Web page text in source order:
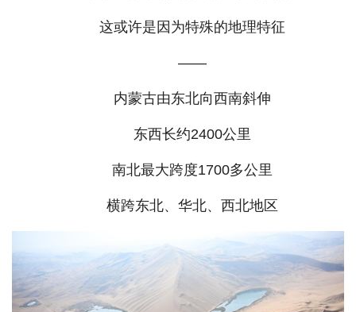
这或许是因为特殊的地理特征
——
内蒙古由东北向西南斜伸
东西长约2400公里
南北最大跨度1700多公里
横跨东北、华北、西北地区